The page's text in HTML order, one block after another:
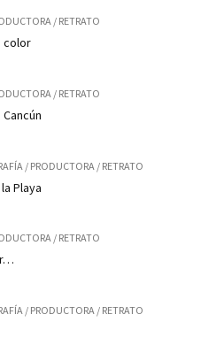
/ RETRATO
color
/ RETRATO
/ PRODUCTORA / RETRATO
Playa
/ RETRATO
/ PRODUCTORA / RETRATO